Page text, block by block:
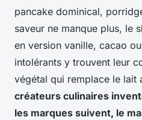
pancake dominical,
saveur ne manque plus, le
en version vanille, cacao
intolérants y trouvent leur
végétal qui remplace le lait
créateurs culinaires
les marques suivent, le